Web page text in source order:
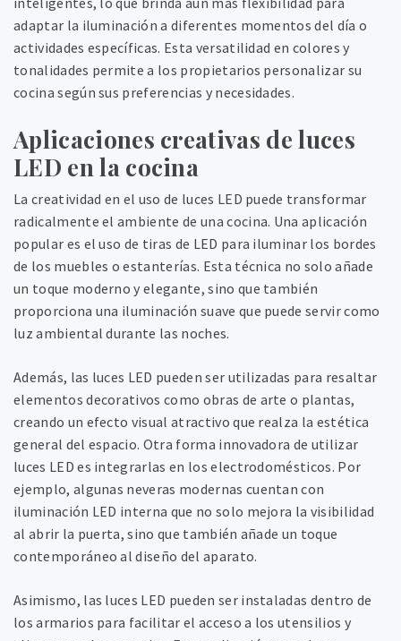
adaptar la iluminación a diferentes momentos del día o
actividades específicas. Esta versatilidad en colores y
tonalidades permite a los propietarios personalizar su
cocina según sus preferencias y necesidades.
Aplicaciones creativas de luces
LED en la cocina
La creatividad en el uso de luces LED puede transformar
radicalmente el ambiente de una cocina. Una aplicación
popular es el uso de tiras de LED para iluminar los bordes
de los muebles o estanterías. Esta técnica no solo añade
un toque moderno y elegante, sino que también
proporciona una iluminación suave que puede servir como
luz ambiental durante las noches.
Además, las luces LED pueden ser utilizadas para resaltar
elementos decorativos como obras de arte o plantas,
creando un efecto visual atractivo que realza la estética
general del espacio. Otra forma innovadora de utilizar
luces LED es integrarlas en los electrodomésticos. Por
ejemplo, algunas neveras modernas cuentan con
iluminación LED interna que no solo mejora la visibilidad
al abrir la puerta, sino que también añade un toque
contemporáneo al diseño del aparato.
Asimismo, las luces LED pueden ser instaladas dentro de
los armarios para facilitar el acceso a los utensilios y